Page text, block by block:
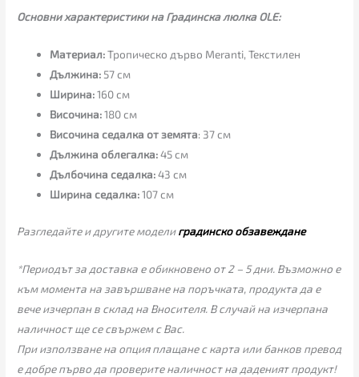
Основни характеристики на Градинска люлка OLE:
Материал:Тропическо дърво Meranti, Текстилен
Дължина: 57 см
Ширина:160 см
Височина:180 см
Височина седалка от земята: 37 см
Дължина облегалка:45 см
Дълбочина седалка:43 см
Ширина седалка:107 см
Разгледайте и другите моделиградинско обзавеждане
*Периодът за доставка е обикновено от 2 – 5 дни. Възможно е
към момента на завършване на поръчката, продукта да е
вече изчерпан в склад на Вносителя. В случай на изчерпана
наличност ще се свържем с Вас.
При използване на опция плащане с карта или банков превод
е добре първо да проверите наличност на даденият продукт!